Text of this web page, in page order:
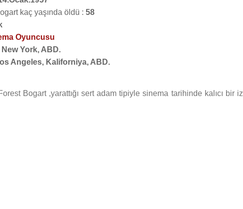
kaç yaşında öldü : 58
Oyuncusu
New York, ABD.
Angeles, Kaliforniya, ABD.
Bogart ,yarattığı sert adam tipiyle sinema tarihinde kalıcı bir iz